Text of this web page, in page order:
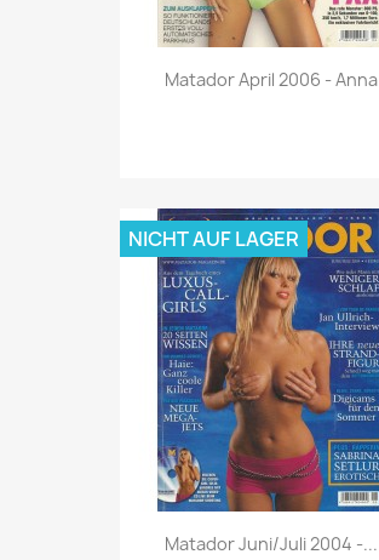
 Vorschau
Matador April 2006 - Anna
 Vorschau
Matador Juni/Juli 2004 -...
NICHT AUF LAGER